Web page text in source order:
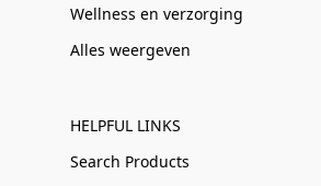
Wellness en verzorging
Alles weergeven
HELPFUL LINKS
Search Products